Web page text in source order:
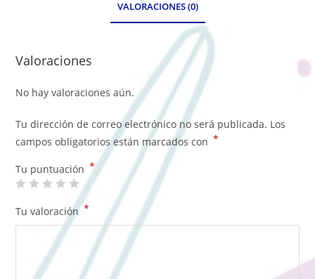
VALORACIONES (0)
Valoraciones
No hay valoraciones aún.
Tu dirección de correo electrónico no será publicada. Los
campos obligatorios están marcados con *
Tu puntuación *
Tu valoración *